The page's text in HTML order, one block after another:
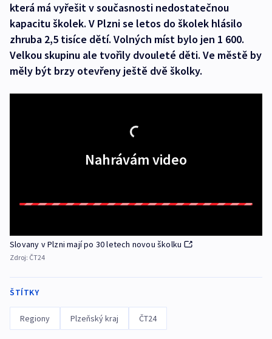
která má vyřešit v současnosti nedostatečnou
kapacitu školek. V Plzni se letos do školek hlásilo
zhruba 2,5 tisíce dětí. Volných míst bylo jen 1 600.
Velkou skupinu ale tvořily dvouleté děti. Ve městě by
měly být brzy otevřeny ještě dvě školky.
Nahrávám video
Slovany v Plzni mají po 30 letech novou školku
Zdroj: ČT24
ŠTÍTKY
Regiony Plzeňský kraj ČT24